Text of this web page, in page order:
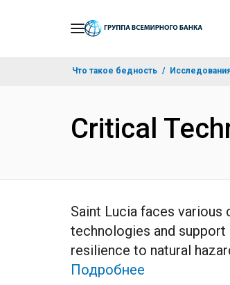
Что такое бедность
Critical
Saint Lucia faces
technologies and
resilience to natural
Подробнее